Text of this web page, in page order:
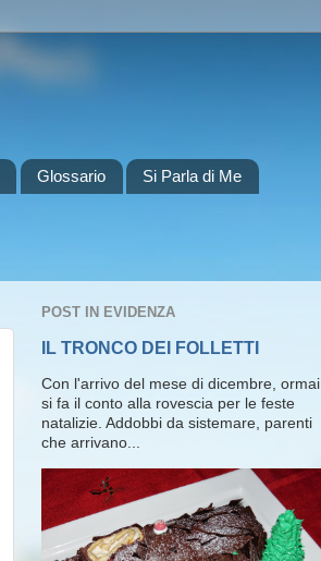
Glossario Si Parla di Me
POST IN EVIDENZA
IL TRONCO DEI FOLLETTI
Con l'arrivo del mese di dicembre, ormai
si fa il conto alla rovescia per le feste
natalizie. Addobbi da sistemare, parenti
che arrivano...